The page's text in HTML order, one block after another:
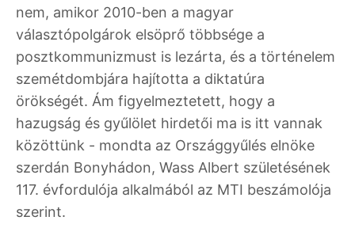
nem, amikor 2010-ben a magyar
választópolgárok elsöprő többsége a
posztkommunizmust is lezárta, és a történelem
szemétdombjára hajította a diktatúra
örökségét. Ám figyelmeztetett, hogy a
hazugság és gyűlölet hirdetői ma is itt vannak
közöttünk - mondta az Országgyűlés elnöke
szerdán Bonyhádon, Wass Albert születésének
117. évfordulója alkalmából az MTI beszámolója
szerint.